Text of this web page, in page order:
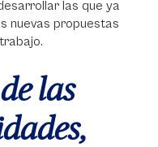
las que ya
nuevas propuestas
las